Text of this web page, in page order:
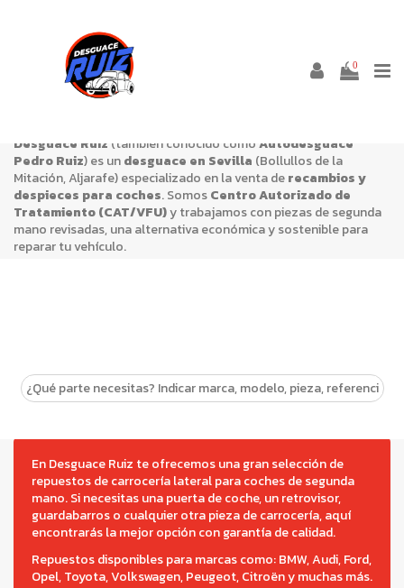
0
CARROCERIA LATERALES
Desguace Ruiz (también conocido comoAutodesguace
Pedro Ruiz) es undesguace en Sevilla (Bollullos de la
Mitación, Aljarafe) especializado en la venta derecambios y
despieces para coches. SomosCentro Autorizado de
Tratamiento (CAT/VFU)y trabajamos con piezas de segunda
mano revisadas, una alternativa económica y sostenible para
reparar tu vehículo.
envíos. CompraCarroceria lateralesal mejor precio con la
confianza de un desguace profesional.
En Desguace Ruiz te ofrecemos una gran selección de
repuestos de carrocería lateral para coches de segunda
mano. Si necesitas una puerta de coche, un retrovisor,
guardabarros o cualquier otra pieza de carrocería, aquí
encontrarás la mejor opción con garantía de calidad.
Repuestos disponibles para marcas como: BMW, Audi, Ford,
Opel, Toyota, Volkswagen, Peugeot, Citroën y muchas más.